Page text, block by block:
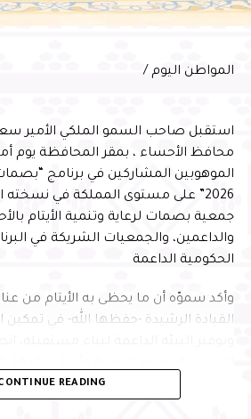
وعبّر المهندس الحسني عن شكره
دعمه واهتمامه المستمر بتطوير
التشغيل، بما يسهم في الارتقاء بتجربة
المواطن اليوم /
استقبل صاحب السمو الملكي الأمير
محافظ الأحساء ، بمقر المحافظة يوم
الموهوبين المشاركين في برنامج
2026” على مستوى المملكة في نسخته
جمعية بصمات لرعاية وتنمية الأيتام
والداعمين، والجمعيات الشريكة في
الحكومية الداعمة
وأكد سموّه أن ما يحظى به الأيتام من
القيادة الرشيدة -حفظها الله- في تمكين
النوعية التي تجمع التعليم والابتكار
READING